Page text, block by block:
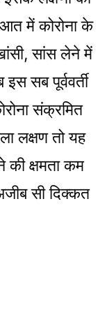
में कोरोना के
सांस लेने में
सब पूर्ववर्ती
संक्रमित
लक्षण तो यह
क्षमता कम
सी दिक्कत